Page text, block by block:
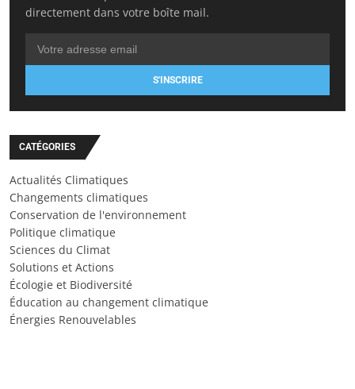
directement dans votre boîte mail.
S'INSCRIRE
CATÉGORIES
Actualités Climatiques
Changements climatiques
Conservation de l'environnement
Politique climatique
Sciences du Climat
Solutions et Actions
Écologie et Biodiversité
Éducation au changement climatique
Énergies Renouvelables